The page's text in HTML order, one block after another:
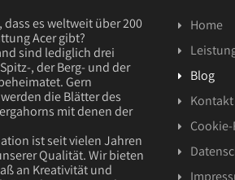
dass es weltweit über 200
Acer gibt?
sind lediglich drei
, der Berg- und der
Gern
die Blätter des
mit denen der
ist seit vielen Jahren
Qualität. Wir bieten
an Kreativität und
Home
Blog
Kontakt